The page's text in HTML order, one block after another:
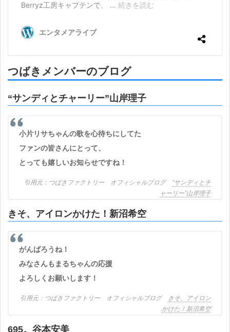
つばきメンバーのブログ
“サンディとチャーリー”山岸理子
小片リサちゃんの歌を心待ちにしてた
ファンの皆さんにとって、
とっても嬉しいお知らせですね！
つばきファクトリー オフィシャルブログ “サンディとチ
ャーリー”山岸理子
きそ、アイロンかけた！新沼希空
がんばろうね！
みなさんもまるちゃんの応援
よろしくお願いします！
つばきファクトリー オフィシャルブログ
きそ、アイロン
かけた！新沼希空
695。谷本安美